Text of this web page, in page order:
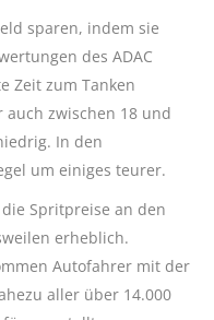
sparen, indem sie
des ADAC
Zeit zum Tanken
auch zwischen 18 und
In den
um einiges teurer.
Spritpreise an den
erheblich.
Autofahrer mit der
aller über 14.000